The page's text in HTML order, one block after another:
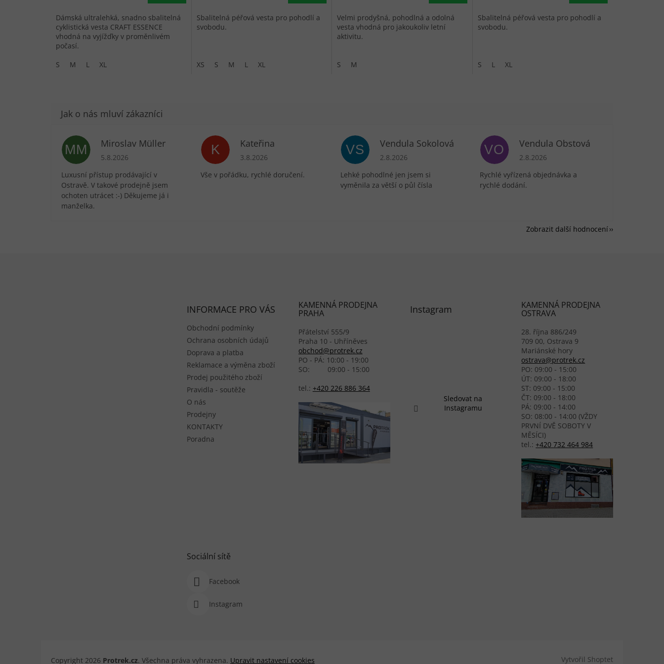
Dámská ultralehká, snadno sbalitelná
cyklistická vesta CRAFT ESSENCE
vhodná na vyjížďky v proměnlivém
počasí.
S
M L XL
Sbalitelná péřová vesta pro pohodlí a
svobodu.
XS S M L XL
Velmi prodyšná, pohodlná a odolná
vesta vhodná pro jakoukoliv letní
aktivitu.
S M
Sbalitelná péřová vesta pro pohodlí a
svobodu.
S L XL
MM Miroslav Müller
Hodnocení obchodu je 5 z 5 hvězdiček.
5.8.2026
Luxusní přístup prodávající v
Ostravě. V takové prodejně jsem
ochoten utrácet :-) Děkujeme já i
manželka.
K Kateřina
Hodnocení obchodu je 5 z 5 hvězdiček.
3.8.2026
Vše v pořádku, rychlé doručení.
VS Vendula Sokolová
Hodnocení obchodu je 5 z 5 hvězdiček.
2.8.2026
Lehké pohodlné jen jsem si
vyměnila za větší o půl čísla
VO Vendula Obstová
Hodnocení obchodu je 5 z 5 hvězdiček.
2.8.2026
Rychlé vyřízená objednávka a
rychlé dodání.
Zobrazit další hodnocení
INFORMACE PRO VÁS
Obchodní podmínky
Ochrana osobních údajů
Doprava a platba
Reklamace a výměna zboží
Prodej použitého zboží
Pravidla - soutěže
O nás
Prodejny
KONTAKTY
Poradna
KAMENNÁ PRODEJNA
PRAHA
Přátelství 555/9
Praha 10 - Uhříněves
obchod@protrek.cz
PO - PÁ: 10:00 - 19:00
SO: 09:00 - 15:00
tel.: +420 226 886 364
Instagram
Sledovat na
Instagramu
KAMENNÁ PRODEJNA
OSTRAVA
28. října 886/249
709 00, Ostrava 9
Mariánské hory
ostrava@protrek.cz
PO: 09:00 - 15:00
ÚT: 09:00 - 18:00
ST: 09:00 - 15:00
ČT: 09:00 - 18:00
PÁ: 09:00 - 14:00
SO: 08:00 - 14:00 (VŽDY
PRVNÍ DVĚ SOBOTY V
MĚSÍCI)
tel.:+420 732 464 984
Sociální sítě
Facebook
Instagram
Vytvořil Shoptet
Copyright 2026 Protrek.cz. Všechna práva vyhrazena. Upravit nastavení cookies